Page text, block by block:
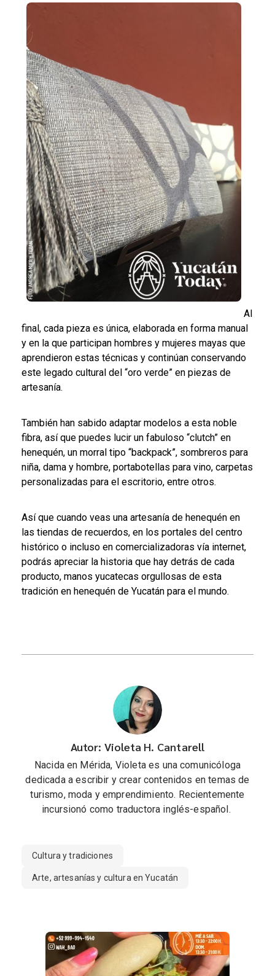
Al
final, cada pieza es única, elaborada en forma manual
y en la que participan hombres y mujeres mayas que
aprendieron estas técnicas y continúan conservando
este legado cultural del “oro verde” en piezas de
artesanía.
También han sabido adaptar modelos a esta noble
fibra, así que puedes lucir un fabuloso “clutch” en
henequén, un morral tipo “backpack”, sombreros para
niña, dama y hombre, portabotellas para vino, carpetas
personalizadas para el escritorio, entre otros.
Así que cuando veas una artesanía de henequén en
las tiendas de recuerdos, en los portales del centro
histórico o incluso en comercializadoras vía internet,
podrás apreciar la historia que hay detrás de cada
producto, manos yucatecas orgullosas de esta
tradición en henequén de Yucatán para el mundo.
Autor: Violeta H. Cantarell
Nacida en Mérida, Violeta es una comunicóloga
dedicada a escribir y crear contenidos en temas de
turismo, moda y emprendimiento. Recientemente
incursionó como traductora inglés-español.
Cultura y tradiciones
Arte, artesanías y cultura en Yucatán